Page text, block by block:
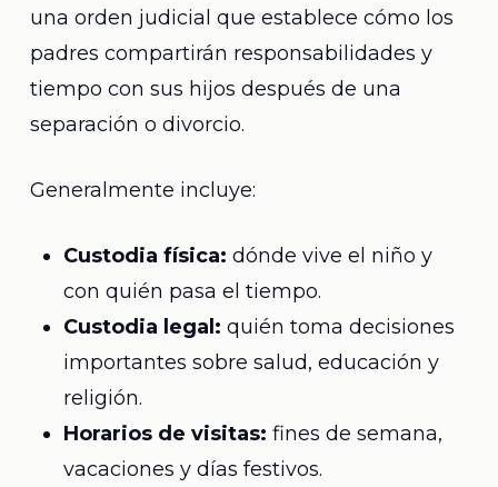
una orden judicial que establece cómo los
padres compartirán responsabilidades y
tiempo con sus hijos después de una
separación o divorcio.
Generalmente incluye:
Custodia física: dónde vive el niño y
con quién pasa el tiempo.
Custodia legal: quién toma decisiones
importantes sobre salud, educación y
religión.
Horarios de visitas: fines de semana,
vacaciones y días festivos.